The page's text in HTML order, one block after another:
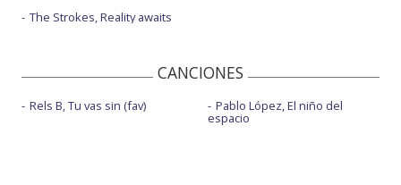
The Strokes, Reality awaits
CANCIONES
Rels B, Tu vas sin (fav) Pablo López, El niño del
espacio